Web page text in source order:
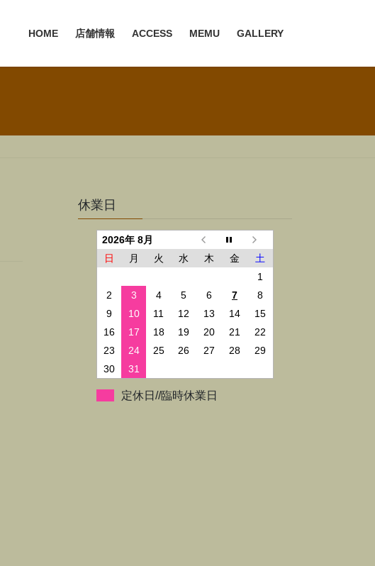
HOME 店舗情報 ACCESS MEMU GALLERY
休業日
2026年 8月
日
月 火 水 木 金
土
1
2
3 4 5 6 7
8
9
10 11 12 13 14
15
16
17 18 19 20 21
22
23
24 25 26 27 28
29
30
31
定休日//臨時休業日